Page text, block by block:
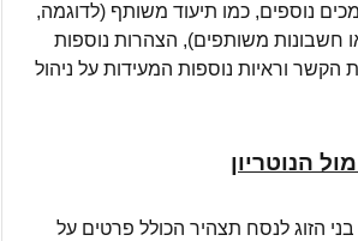
נוספים, כמו תיעוד משותף (לדוגמה,
חשבונות משותפים), הצהרות נוספות
הקשר וראיות נוספות המעידות על ניהול
הנוטריון
הזוג לנסח תצהיר הכולל פרטים על